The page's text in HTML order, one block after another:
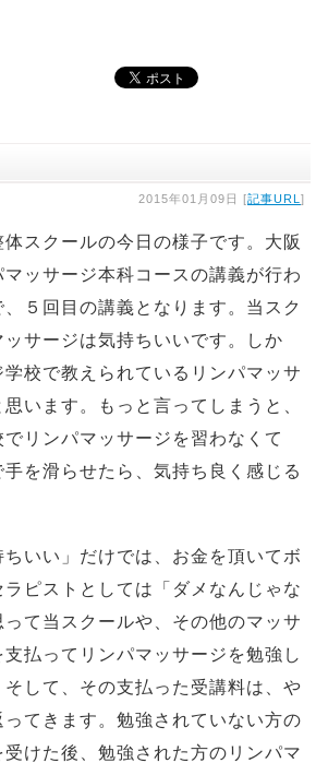
2015年01月09日 [記事URL ]
スクールの今日の様子です。大阪
ッサージ本科コースの講義が行わ
５回目の講義となります。当スク
サージは気持ちいいです。しか
学校で教えられているリンパマッサ
います。もっと言ってしまうと、
リンパマッサージを習わなくて
を滑らせたら、気持ち良く感じる
ちいい」だけでは、お金を頂いてボ
ピストとしては「ダメなんじゃな
て当スクールや、その他のマッサ
払ってリンパマッサージを勉強し
して、その支払った受講料は、や
てきます。勉強されていない方の
受けた後、勉強された方のリンパマ